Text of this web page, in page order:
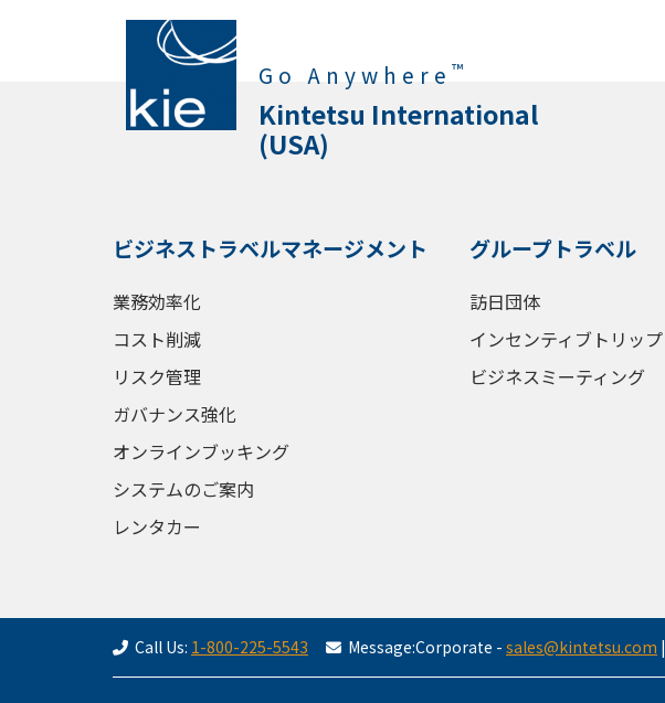
Go Anywhere ™
Kintetsu International
(USA)
ビジネストラベルマネージメント
業務効率化
コスト削減
リスク管理
ガバナンス強化
オンラインブッキング
システムのご案内
レンタカー
グループトラベル
訪日団体
インセンティブトリップ
ビジネスミーティング
Call Us: 1-800-225-5543 Message:Corporate - sales@kintetsu.com |